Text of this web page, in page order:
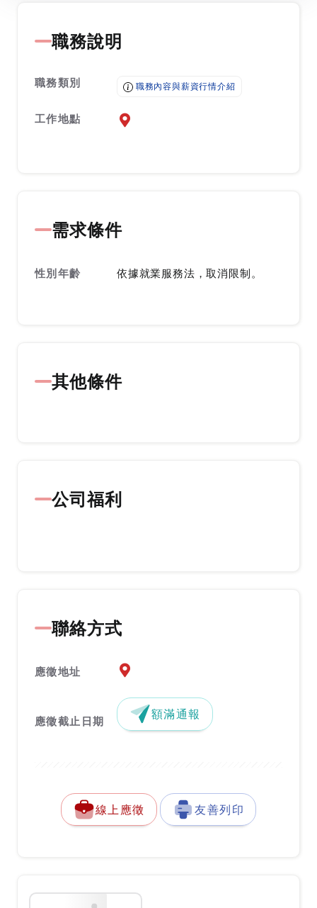
職務說明
職務類別 職務內容與薪資行情介紹
工作地點 前往查看地圖
需求條件
性別年齡 依據就業服務法，取消限制。
其他條件
公司福利
聯絡方式
應徵地址 應徵地址地圖『另開新視窗』
應徵截止日期 額滿通報
線上應徵 友善列印